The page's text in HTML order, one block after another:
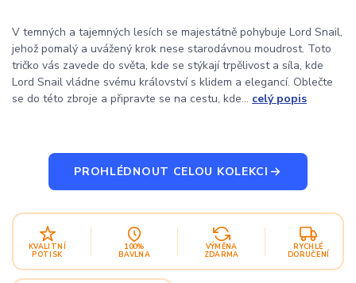
V temných a tajemných lesích se majestátně pohybuje Lord Snail,
jehož pomalý a uvážený krok nese starodávnou moudrost. Toto
tričko vás zavede do světa, kde se stýkají trpělivost a síla, kde
Lord Snail vládne svému království s klidem a elegancí. Oblečte
se do této zbroje a připravte se na cestu, kde... celý popis
PROHLÉDNOUT CELOU KOLEKCI
KVALITNÍ
POTISK
100%
BAVLNA
VÝMĚNA
ZDARMA
RYCHLÉ
DORUČENÍ